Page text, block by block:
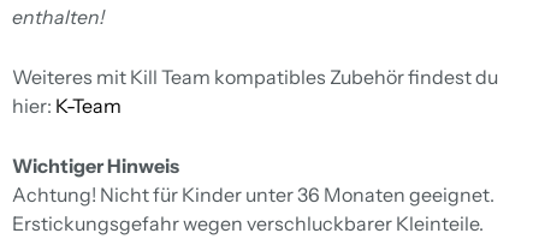
enthalten!
Weiteres mit Kill Team kompatibles Zubehör findest du
hier: K-Team
Wichtiger Hinweis
Achtung! Nicht für Kinder unter 36 Monaten geeignet.
Erstickungsgefahr wegen verschluckbarer Kleinteile.